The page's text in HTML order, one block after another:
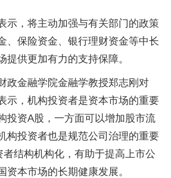
示，将主动加强与有关部门的政策
、保险资金、银行理财资金等中长
提供更加有力的支持保障。
政金融学院金融学教授郑志刚对
示，机构投资者是资本市场的重要
投资A股，一方面可以增加股市流
构投资者也是规范公司治理的重要
者结构机构化，有助于提高上市公
资本市场的长期健康发展。